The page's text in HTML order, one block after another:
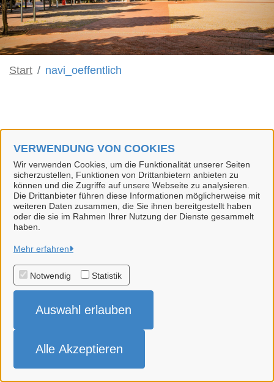
VERWENDUNG VON COOKIES
Wir verwenden Cookies, um die Funktionalität unserer Seiten
sicherzustellen, Funktionen von Drittanbietern anbieten zu
können und die Zugriffe auf unsere Webseite zu analysieren.
Die Drittanbieter führen diese Informationen möglicherweise mit
weiteren Daten zusammen, die Sie ihnen bereitgestellt haben
oder die sie im Rahmen Ihrer Nutzung der Dienste gesammelt
haben.
Mehr erfahren
Notwendig Statistik
Auswahl erlauben
Alle Akzeptieren
Start navi_oeffentlich
Hansestadt Uelzen
Alle Rechte vorbehalten
Datenschutzerklärung